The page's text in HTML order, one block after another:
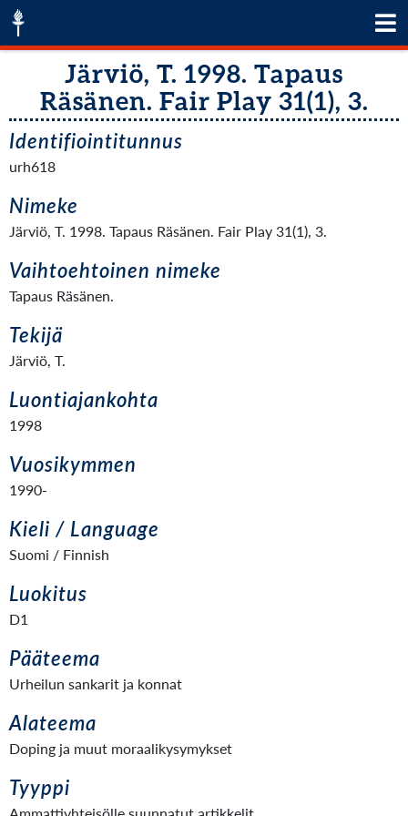
Järviö, T. 1998. Tapaus
Räsänen. Fair Play 31(1), 3.
Identifiointitunnus
urh618
Nimeke
Järviö, T. 1998. Tapaus Räsänen. Fair Play 31(1), 3.
Vaihtoehtoinen nimeke
Tapaus Räsänen.
Tekijä
Järviö, T.
Luontiajankohta
1998
Vuosikymmen
1990-
Kieli / Language
Suomi / Finnish
Luokitus
D1
Pääteema
Urheilun sankarit ja konnat
Alateema
Doping ja muut moraalikysymykset
Tyyppi